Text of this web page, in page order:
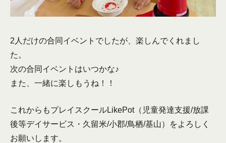
2人だけの合同イベントでしたが、楽しんでくれまし
た。
次の合同イベントはいつかな♪
また、一緒に楽しもうね！！
これからもプレイスクールLikePot（児童発達支援/放課
後等デイサービス・久留米/小郡/鳥栖/基山）をよろしく
お願いします。